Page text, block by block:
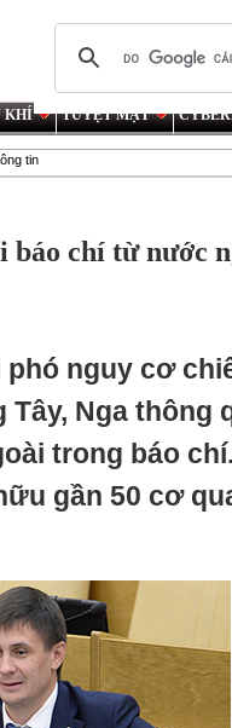
KHÍ TUYỆT MẬT
tin
báo chí từ nước
phó nguy cơ
Nga thông
trong báo
gần 50 cơ